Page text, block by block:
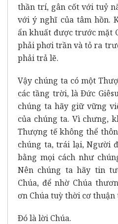
thần trí, gân cốt với tuỷ
với ý nghĩ của tâm hồn.
ẩn khuất được trước mặt
phải phơi trần và tỏ ra
phải trả lẽ.
Vậy chúng ta có một
các tầng trời, là Ðức
chúng ta hãy giữ vững
của chúng ta. Vì chưng,
Thượng tế không thể
chúng ta, trái lại, Người
bằng mọi cách như
Nên chúng ta hãy tin
Chúa, để nhờ Chúa
ơn Chúa tuỳ thời cơ thuận
Ðó là lời Chúa.